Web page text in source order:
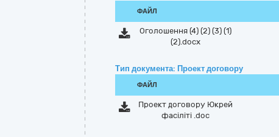
ФАЙЛ
Оголошення (4) (2) (3) (1)
(2).docx
Тип документа: Проект договору
ФАЙЛ
Проект договору Юкрей
фасіліті .doc